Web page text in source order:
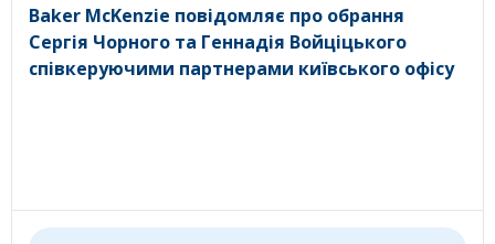
Baker McKenzie повідомляє про обрання
Сергія Чорного та Геннадія Войціцького
співкеруючими партнерами київського офісу